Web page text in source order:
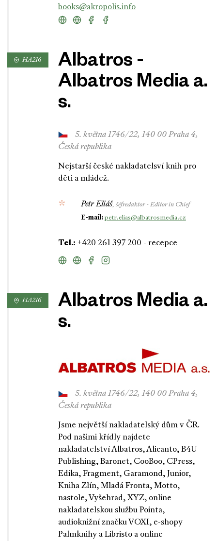
books@akropolis.info
HA216
Albatros -
Albatros Media a.
s.
5. května 1746/22, 140 00 Praha 4,
Česká republika
Nejstarší české nakladatelsví knih pro
děti a mládež.
Petr Eliáš, šéfredaktor - Editor in Chief
E-mail: petr.elias@albatrosmedia.cz
Tel.: +420 261 397 200 - recepce
HA216
Albatros Media a.
s.
5. května 1746/22, 140 00 Praha 4,
Česká republika
Jsme největší nakladatelský dům v ČR.
Pod našimi křídly najdete
nakladatelství Albatros, Alicanto, B4U
Publishing, Baronet, CooBoo, CPress,
Edika, Fragment, Garamond, Junior,
Kniha Zlín, Mladá Fronta, Motto,
nastole, Vyšehrad, XYZ, online
nakladatelskou službu Pointa,
audioknižní značku VOXI, e-shopy
Palmknihy a Libristo a online